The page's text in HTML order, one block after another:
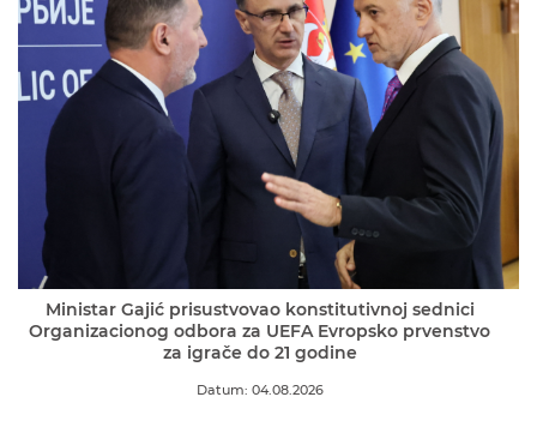
Ministar Gajić prisustvovao konstitutivnoj sednici
Organizacionog odbora za UEFA Evropsko prvenstvo
za igrače do 21 godine
Datum: 04.08.2026